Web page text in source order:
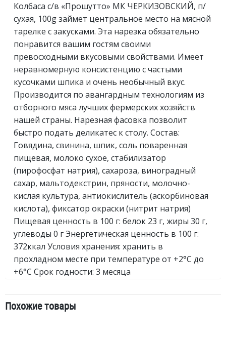
Колбаса с/в «Прошутто» МК ЧЕРКИЗОВСКИЙ, п/
сухая, 100g займет центральное место на мясной
тарелке с закусками. Эта нарезка обязательно
понравится вашим гостям своими
превосходными вкусовыми свойствами. Имеет
неравномерную консистенцию с частыми
кусочками шпика и очень необычный вкус.
Производится по авангардным технологиям из
отборного мяса лучших фермерских хозяйств
нашей страны. Нарезная фасовка позволит
быстро подать деликатес к столу. Состав:
Говядина, свинина, шпик, соль поваренная
пищевая, молоко сухое, стабилизатор
(пирофосфат натрия), сахароза, виноградный
сахар, мальтодекстрин, пряности, молочно-
кислая культура, антиокислитель (аскорбиновая
кислота), фиксатор окраски (нитрит натрия)
Пищевая ценность в 100 г: белок 23 г, жиры 30 г,
углеводы 0 г Энергетическая ценность в 100 г:
372ккал Условия хранения: хранить в
прохладном месте при температуре от +2°C до
+6°C Срок годности: 3 месяца
Похожие товары